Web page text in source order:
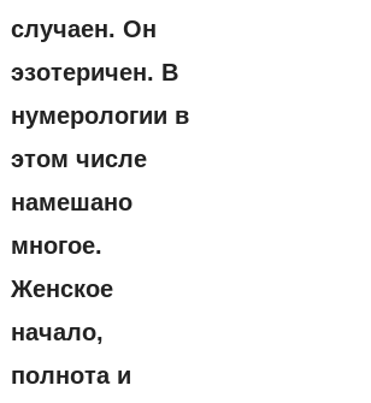
случаен. Он
эзотеричен. В
нумерологии в
этом числе
намешано
многое.
Женское
начало,
полнота и